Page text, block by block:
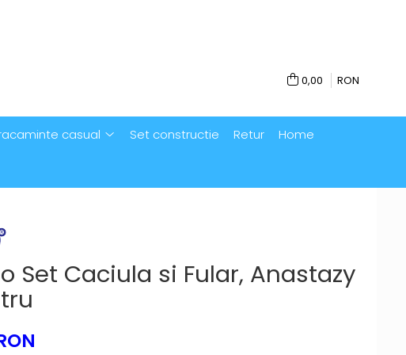
0,00 RON
casual Set constructie Retur Home
Set Caciula si Fular, Anastazy